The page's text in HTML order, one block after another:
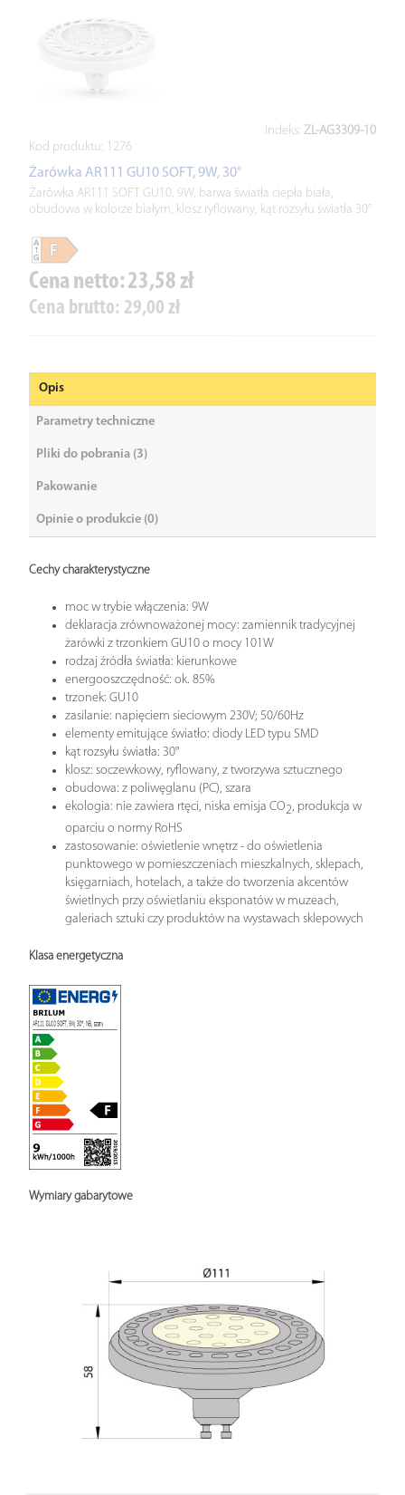
Indeks: ZL-AG3309-10
Kod produktu: 1276
Żarówka AR111 GU10 SOFT, 9W, 30°
Żarówka AR111 SOFT GU10, 9W, barwa światła ciepła biała,
obudowa w kolorze białym, klosz ryflowany, kąt rozsyłu światła 30°
Cena netto:23,58 zł
Cena brutto: 29,00 zł
Opis
Parametry techniczne
Pliki do pobrania (3)
Pakowanie
Opinie o produkcie (0)
Cechy charakterystyczne
moc w trybie włączenia: 9W
deklaracja zrównoważonej mocy: zamiennik tradycyjnej
żarówki z trzonkiem GU10 o mocy 101W
rodzaj źródła światła: kierunkowe
energooszczędność: ok. 85%
trzonek: GU10
zasilanie: napięciem sieciowym 230V; 50/60Hz
elementy emitujące światło: diody LED typu SMD
kąt rozsyłu światła: 30°
klosz: soczewkowy, ryflowany, z tworzywa sztucznego
obudowa: z poliwęglanu (PC), szara
ekologia: nie zawiera rtęci, niska emisja CO2, produkcja w
oparciu o normy RoHS
zastosowanie: oświetlenie wnętrz - do oświetlenia
punktowego w pomieszczeniach mieszkalnych, sklepach,
księgarniach, hotelach, a także do tworzenia akcentów
świetlnych przy oświetlaniu eksponatów w muzeach,
galeriach sztuki czy produktów na wystawach sklepowych
Klasa energetyczna
Wymiary gabarytowe